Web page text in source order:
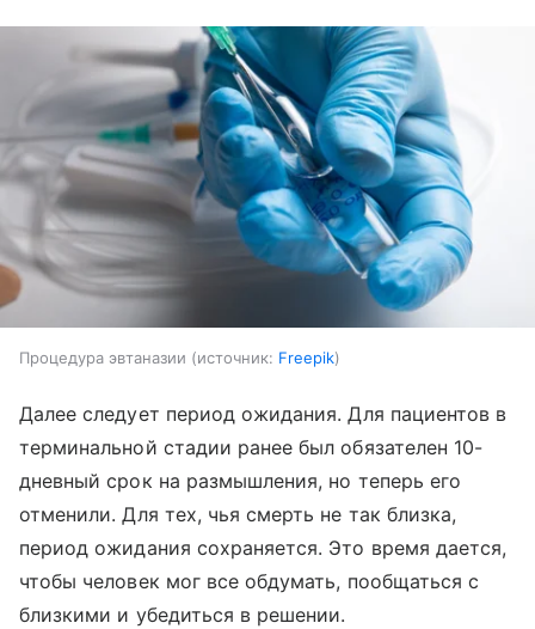
Процедура эвтаназии источник: Freepik
Далее следует период ожидания. Для пациентов в
терминальной стадии ранее был обязателен 10-
дневный срок на размышления, но теперь его
отменили. Для тех, чья смерть не так близка,
период ожидания сохраняется. Это время дается,
чтобы человек мог все обдумать, пообщаться с
близкими и убедиться в решении.